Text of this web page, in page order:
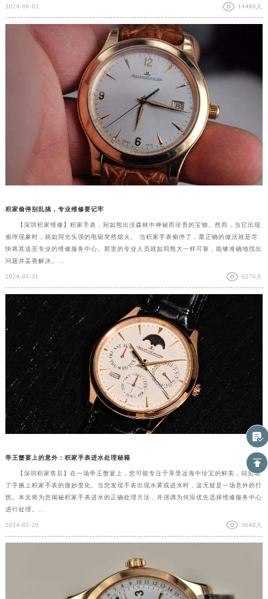
2024-06-02 14488人
积家偷停别乱搞，专业维修要记牢
【深圳积家维修】积家手表，宛如熊出没森林中神秘而珍贵的宝物。然而，当它出现
偷停现象时，就如同光头强的电锯突然熄火。 当积家手表偷停了，最正确的做法就是尽
快将其送至专业的维修服务中心。那里的专业人员就如同熊大一样可靠，能够准确地找出
问题并妥善解决。...
2024-05-31 6270人
帝王蟹宴上的意外：积家手表进水处理秘籍
【深圳积家售后】在一场帝王蟹宴上，您可能专注于享受这海中珍宝的鲜美，却忽略
了手腕上积家手表的微妙变化。当您发现手表出现水雾或进水时，这无疑是一场意外的打
扰。本文将为您揭秘积家手表进水的正确处理方法，并强调为何应优先选择维修服务中心
进行处理。...
2024-05-29 9648人